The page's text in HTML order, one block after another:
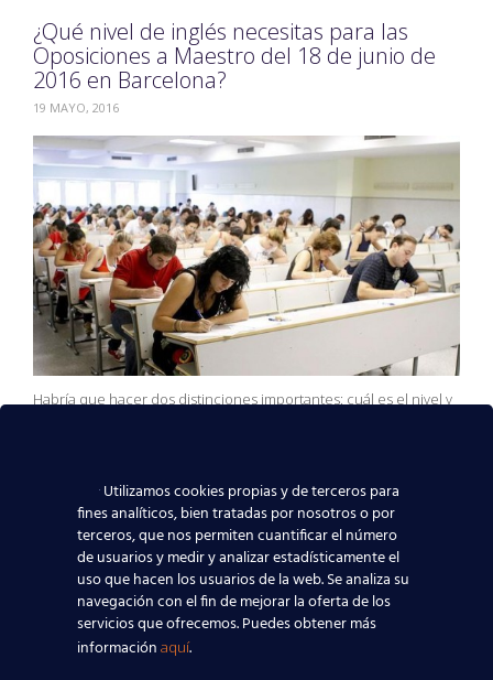
¿Qué nivel de inglés necesitas para las
Oposiciones a Maestro del 18 de junio de
2016 en Barcelona?
19 MAYO, 2016
Habría que hacer dos distinciones importantes: cuál es el nivel y
del Cuerpo de Maestros a partir del curso 2013-2014, el nivel de…
APRENDE CON CAMBRIDGE
EMPLEO,FORMACIÓN ,NOTICIAS
CATEGORY
2016,BARCELONA, CAMBRIDGE ENGLISH
Utilizamos cookies propias y de terceros para
fines analíticos, bien tratadas por nosotros o por
terceros, que nos permiten cuantificar el número
de usuarios y medir y analizar estadísticamente el
uso que hacen los usuarios de la web. Se analiza su
navegación con el fin de mejorar la oferta de los
servicios que ofrecemos. Puedes obtener más
información aquí.